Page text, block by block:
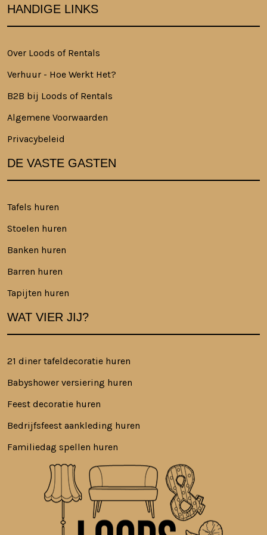
HANDIGE LINKS
Over Loods of Rentals
Verhuur - Hoe Werkt Het?
B2B bij Loods of Rentals
Algemene Voorwaarden
Privacybeleid
DE VASTE GASTEN
Tafels huren
Stoelen huren
Banken huren
Barren huren
Tapijten huren
WAT VIER JIJ?
21 diner tafeldecoratie huren
Babyshower versiering huren
Feest decoratie huren
Bedrijfsfeest aankleding huren
Familiedag spellen huren